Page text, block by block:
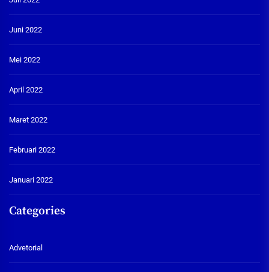
Juni 2022
Mei 2022
April 2022
Maret 2022
Februari 2022
Januari 2022
Categories
Advetorial